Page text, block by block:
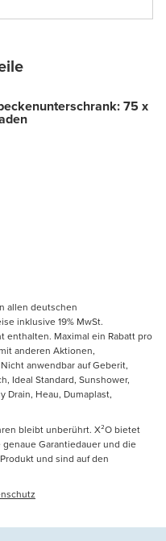
75 x
allen deutschen
inklusive 19% MwSt.
Maximal ein Rabatt pro
anderen Aktionen,
anwendbar auf Geberit,
Ideal Standard, Sunshower,
Drain, Heau, Dumaplast,
bleibt unberührt. X²O bietet
Garantiedauer und die
und sind auf den